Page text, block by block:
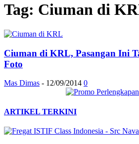
Tag: Ciuman di
Ciuman di KRL, Pasangan Ini
Foto
Mas Dimas - 12/09/2014 0
ARTIKEL TERKINI